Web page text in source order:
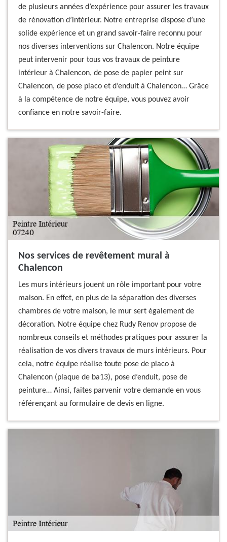
de plusieurs années d’expérience pour assurer les travaux
de rénovation d’intérieur. Notre entreprise dispose d’une
solide expérience et un grand savoir-faire reconnu pour
nos diverses interventions sur Chalencon. Notre équipe
peut intervenir pour tous vos travaux de peinture
intérieur à Chalencon, de pose de papier peint sur
Chalencon, de pose placo et d’enduit à Chalencon… Grâce
à la compétence de notre équipe, vous pouvez avoir
confiance en notre savoir-faire.
Nos services de revêtement mural à
Chalencon
Les murs intérieurs jouent un rôle important pour votre
maison. En effet, en plus de la séparation des diverses
chambres de votre maison, le mur sert également de
décoration. Notre équipe chez Rudy Renov propose de
nombreux conseils et méthodes pratiques pour assurer la
réalisation de vos divers travaux de murs intérieurs. Pour
cela, notre équipe réalise toute pose de placo à
Chalencon (plaque de ba13), pose d’enduit, pose de
peinture… Ainsi, faites parvenir votre demande en vous
référençant au formulaire de devis en ligne.